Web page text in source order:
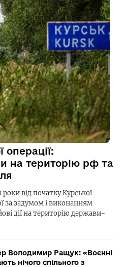
операції:
на територію рф та
від початку Курської
за задумом і виконанням
дії на територію держави-
Володимир Ращук: «Воєнні
нічого спільного з